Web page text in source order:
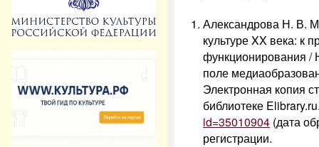
Александрова Н. В.
культуре XX века: к
функционирования /
поле
Электронная копия
библиотеке
id=35010904 (дата
регистрации.